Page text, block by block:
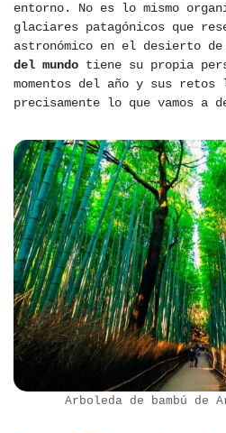
entorno. No es lo mismo
glaciares patagónicos que
astronómico en el desierto de
del mundo tiene su propia
momentos del año y sus
precisamente lo que vamos a
Arboleda de bambú de